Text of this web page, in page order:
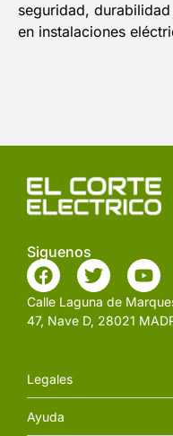
seguridad,
en instalaciones
Siguenos
Calle Laguna de
47, Nave D, 28021
Legales
Ayuda